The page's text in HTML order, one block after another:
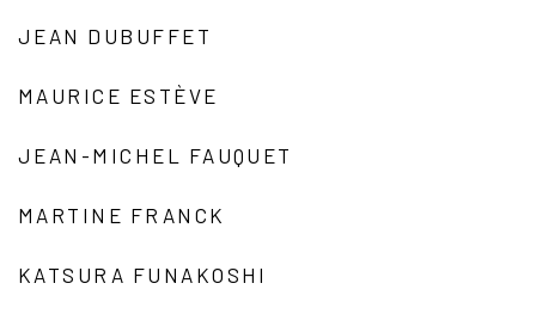
JEAN DUBUFFET
MAURICE ESTÈVE
JEAN-MICHEL FAUQUET
MARTINE FRANCK
KATSURA FUNAKOSHI